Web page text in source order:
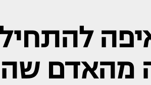
מהאדם